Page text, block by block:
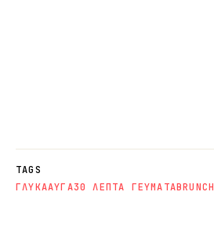
TAGS
ΓΛΥΚΑΑΥΓΑ30 ΛΕΠΤΑ ΓΕΥΜΑΤΑBRUNCH